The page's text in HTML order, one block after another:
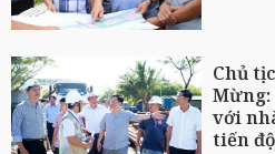
Chủ
Mừng:
với
tiến độ